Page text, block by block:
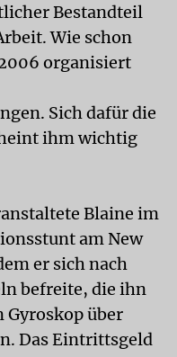
Bestandteil
Wie schon
organisiert
Sich dafür die
ihm wichtig
Blaine im
am New
er sich nach
befreite, die ihn
Gyroskop über
Das Eintrittsgeld